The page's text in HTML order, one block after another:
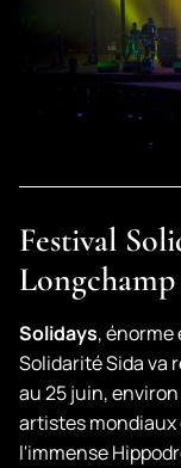
Festival
Longchamp
Solidays,
Solidarité Sida va
au 25 juin,
artistes mondiaux
l'immense